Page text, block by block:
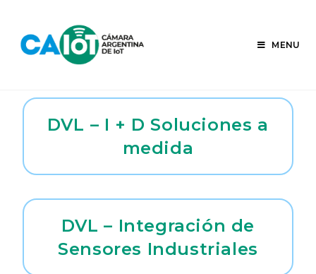
content
MENU
DVL – I + D Soluciones a
medida
DVL – Integración de
Sensores Industriales